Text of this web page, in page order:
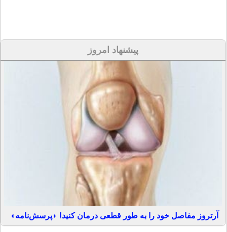
پیشنهاد امروز
آرتروز مفاصل خود را به طور قطعی درمان کنید! ◗پرسش‌نامه◖